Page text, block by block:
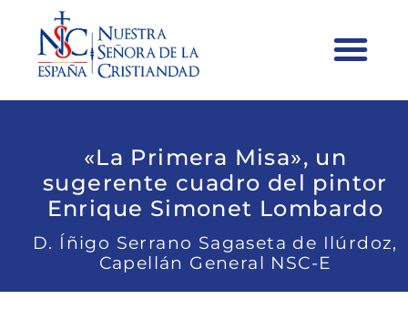
«La Primera Misa», un
sugerente cuadro del pintor
Enrique Simonet Lombardo
D. Íñigo Serrano Sagaseta de Ilúrdoz,
Capellán General NSC-E